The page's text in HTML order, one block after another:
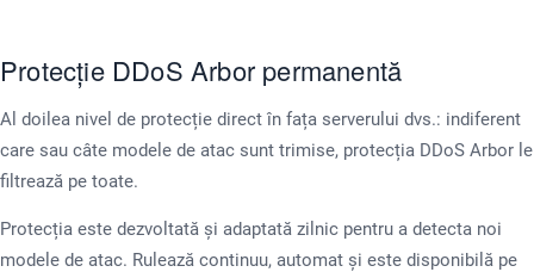
Protecție DDoS Arbor permanentă
Al doilea nivel de protecție direct în fața serverului dvs.: indiferent
care sau câte modele de atac sunt trimise, protecția DDoS Arbor le
filtrează pe toate.
Protecția este dezvoltată și adaptată zilnic pentru a detecta noi
modele de atac. Rulează continuu, automat și este disponibilă pe